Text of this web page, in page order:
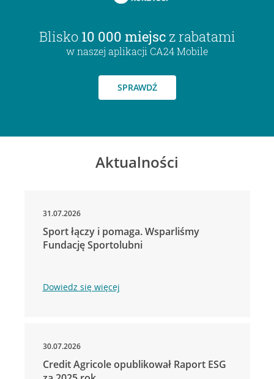
Blisko 10 000 miejsc z rabatami
w naszej aplikacji CA24 Mobile
SPRAWDŹ
Aktualności
31.07.2026
Sport łączy i pomaga. Wsparliśmy
Fundację Sportolubni
Dowiedz się więcej
30.07.2026
Credit Agricole opublikował Raport ESG